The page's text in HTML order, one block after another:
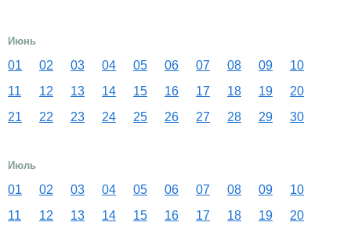
Июнь
01 02 03 04 05 06 07 08 09
10
11
12 13 14 15 16 17 18 19
20
21
22 23 24 25 26 27 28 29 30
Июль
01 02 03 04 05 06 07 08 09
10
11
12 13 14 15 16 17 18 19
20